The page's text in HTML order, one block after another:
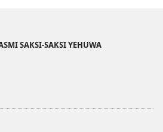
SAKSI-SAKSI YEHUWA